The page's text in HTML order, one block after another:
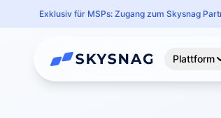
Exklusiv für MSPs: Zugang zum Skysnag
Plattform